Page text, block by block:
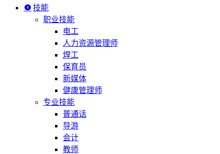
技能
职业技能
电工
人力资源管理师
焊工
保育员
新媒体
健康管理师
专业技能
普通话
导游
会计
教师